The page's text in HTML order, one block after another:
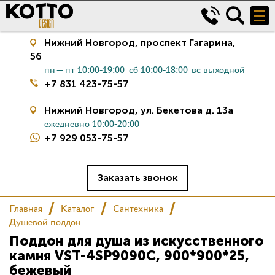
Керамическая плитка
Салон
Сертификаты
Нижний Новгород, проспект Гагарина,
56
пн—пт 10:00-19:00 сб 10:00-18:00 вс выходной
+7 831 423-75-57
Нижний Новгород, ул. Бекетова д. 13а
ежедневно 10:00-20:00
+7 929 053-75-57
Заказать звонок
Главная Каталог
Сантехника
Душевой поддон
Поддон для душа из искусственного
камня VST-4SP9090C, 900*900*25,
бежевый